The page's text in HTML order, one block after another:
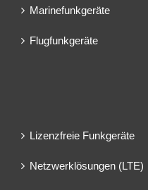
Marinefunkgeräte
Flugfunkgeräte
Lizenzfreie Funkgeräte
Netzwerklösungen (LTE)